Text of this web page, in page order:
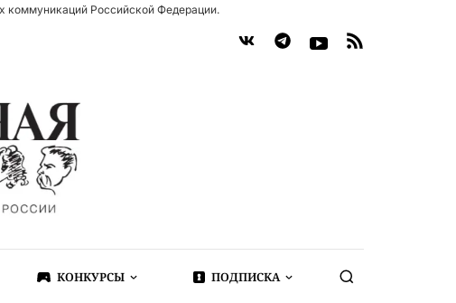
коммуникаций Российской Федерации.
КОНКУРСЫ ПОДПИСКА